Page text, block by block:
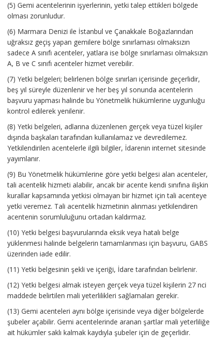
(5) Gemi acentelerinin işyerlerinin, yetki talep ettikleri bölgede
olması zorunludur.
(6) Marmara Denizi ile İstanbul ve Çanakkale Boğazlarından
uğraksız geçiş yapan gemilere bölge sınırlaması olmaksızın
sadece A sınıfı acenteler, yatlara ise bölge sınırlaması olmaksızın
A, B ve C sınıfı acenteler hizmet verebilir.
(7) Yetki belgeleri; belirlenen bölge sınırları içerisinde geçerlidir,
beş yıl süreyle düzenlenir ve her beş yıl sonunda acentelerin
başvuru yapması halinde bu Yönetmelik hükümlerine uygunluğu
kontrol edilerek yenilenir.
(8) Yetki belgeleri, adlarına düzenlenen gerçek veya tüzel kişiler
dışında başkaları tarafından kullanılamaz ve devredilemez.
Yetkilendirilen acentelerle ilgili bilgiler, İdarenin internet sitesinde
yayımlanır.
(9) Bu Yönetmelik hükümlerine göre yetki belgesi alan acenteler,
tali acentelik hizmeti alabilir, ancak bir acente kendi sınıfına ilişkin
kurallar kapsamında yetkisi olmayan bir hizmet için tali acenteye
yetki veremez. Tali acentelik hizmetinin alınması yetkilendiren
acentenin sorumluluğunu ortadan kaldırmaz.
(10) Yetki belgesi başvurularında eksik veya hatalı belge
yüklenmesi halinde belgelerin tamamlanması için başvuru, GABS
üzerinden iade edilir.
(11) Yetki belgesinin şekli ve içeriği, İdare tarafından belirlenir.
(12) Yetki belgesi almak isteyen gerçek veya tüzel kişilerin 27 nci
maddede belirtilen mali yeterlilikleri sağlamaları gerekir.
(13) Gemi acenteleri aynı bölge içerisinde veya diğer bölgelerde
şubeler açabilir. Gemi acentelerinde aranan şartlar mali yeterliliğe
ait hükümler saklı kalmak kaydıyla şubeler için de geçerlidir.